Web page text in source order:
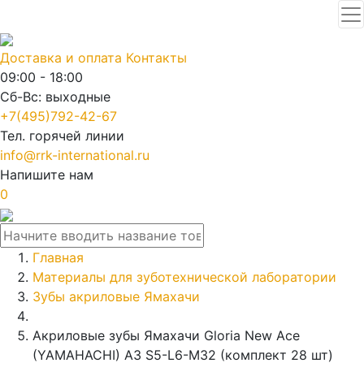
Доставка и оплата Контакты
09:00 - 18:00
Сб-Вс: выходные
+7(495)792-42-67
Тел. горячей линии
info@rrk-international.ru
Напишите нам
0
Главная
Материалы для зуботехнической лаборатории
Зубы акриловые Ямахачи
Акриловые зубы Ямахачи Gloria New Ace
(YAMAHACHI) A3 S5-L6-M32 (комплект 28 шт)